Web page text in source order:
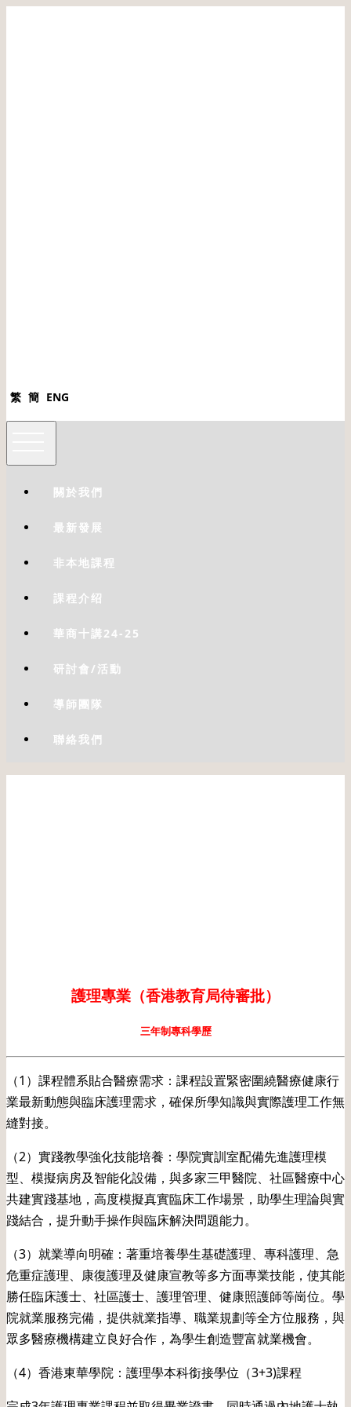
繁 簡 ENG
關於我們
最新發展
非本地課程
課程介绍
華商十講24-25
研討會/活動
導師團隊
聯絡我們
護理專業（香港教育局待審批）
三年制專科學歷
（1）課程體系貼合醫療需求：課程設置緊密圍繞醫療健康行
業最新動態與臨床護理需求，確保所學知識與實際護理工作無
縫對接。
（2）實踐教學強化技能培養：學院實訓室配備先進護理模
型、模擬病房及智能化設備，與多家三甲醫院、社區醫療中心
共建實踐基地，高度模擬真實臨床工作場景，助學生理論與實
踐結合，提升動手操作與臨床解決問題能力。
（3）就業導向明確：著重培養學生基礎護理、專科護理、急
危重症護理、康復護理及健康宣教等多方面專業技能，使其能
勝任臨床護士、社區護士、護理管理、健康照護師等崗位。學
院就業服務完備，提供就業指導、職業規劃等全方位服務，與
眾多醫療機構建立良好合作，為學生創造豐富就業機會。
（4） 香港東華學院：護理學本科銜接學位（3+3)課程